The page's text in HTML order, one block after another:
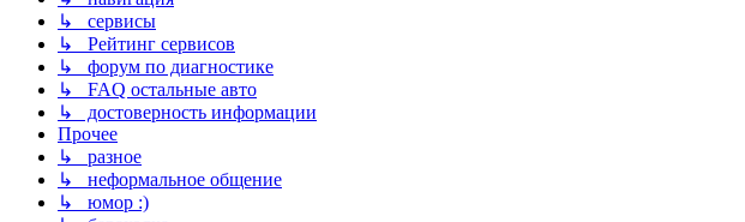
↳ сервисы
↳ Рейтинг сервисов
↳ форум по диагностике
↳ FAQ остальные авто
↳ достоверность информации
Прочее
↳ разное
↳ неформальное общение
↳ юмор :)